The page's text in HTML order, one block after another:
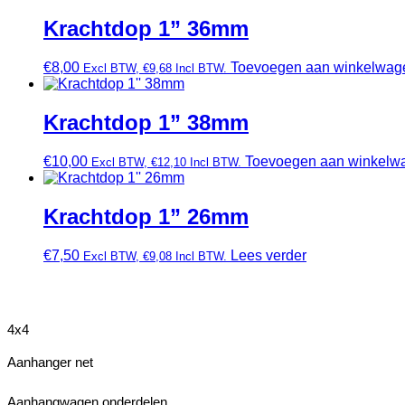
Krachtdop 1” 36mm
€8,00 Excl BTW, €9,68 Incl BTW. Toevoegen aan
Krachtdop 1” 38mm
€10,00 Excl BTW, €12,10 Incl BTW. Toevoegen aan
Krachtdop 1” 26mm
€7,50 Excl BTW, €9,08 Incl BTW. Lees verder
4x4
Aanhanger net
Aanhangwagen onderdelen